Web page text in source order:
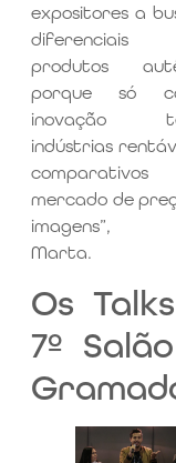
expositores a
produtos
porque só
inovação
indústrias
mercado de
imagens”,
Marta.
Os
7º